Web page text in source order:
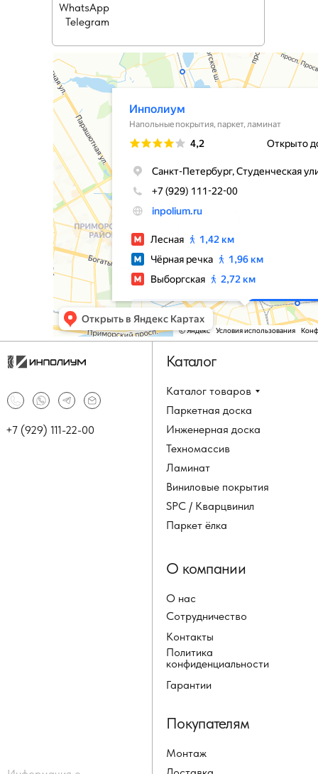
WhatsApp
Telegram
Каталог товаров
Паркетная доска
Инженерная доска
Техномассив
+7 (929) 111-22-00
Каталог
Ламинат
Виниловые покрытия
SPC / Кварцвинил
Паркет ёлка
О нас
Сотрудничество
Контакты
Политика
конфиденциальности
О компании
Монтаж
Покупателям
Гарантии